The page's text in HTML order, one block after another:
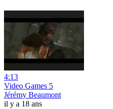
4:13
Video Games 5
Jérémy Beaumont
il y a 18 ans